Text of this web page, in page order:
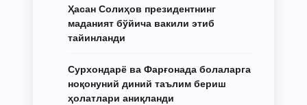
Ҳасан Солиҳов президентнинг
маданият бўйича вакили этиб
тайинланди
Сурхондарё ва Фарғонада болаларга
ноқонуний диний таълим бериш
ҳолатлари аниқланди